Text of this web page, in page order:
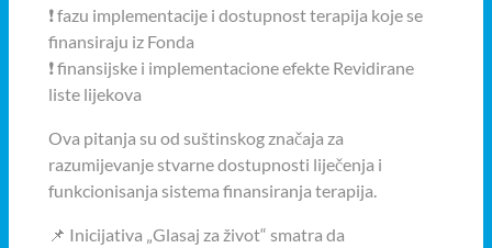
❗ fazu implementacije i dostupnost terapija koje se
finansiraju iz Fonda
❗ finansijske i implementacione efekte Revidirane
liste lijekova
Ova pitanja su od suštinskog značaja za
razumijevanje stvarne dostupnosti liječenja i
funkcionisanja sistema finansiranja terapija.
📌 Inicijativa „Glasaj za život“ smatra da